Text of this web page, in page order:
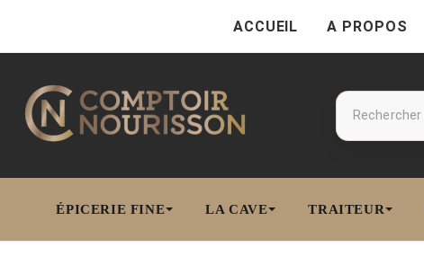
ACCUEIL A PROPOS
ÉPICERIE FINE LA CAVE TRAITEUR